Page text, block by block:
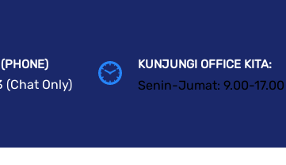
(Chat Only)
KUNJUNGI OFFICE KITA:
Senin-Jumat: 9.00-17.00